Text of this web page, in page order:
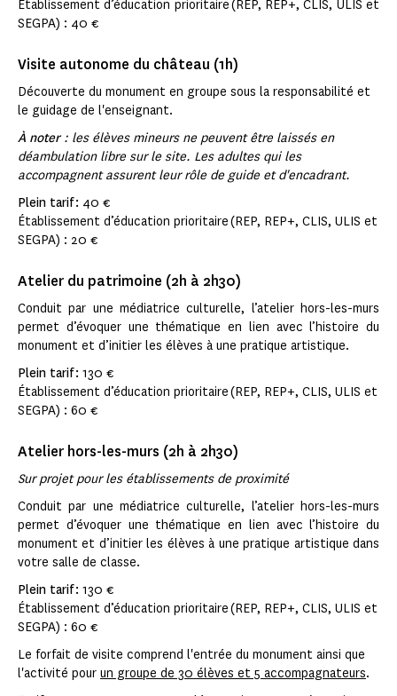
Établissement d’éducation prioritaire (REP, REP+, CLIS, ULIS et
SEGPA) : 40 €
Visite autonome du château (1h)
Découverte du monument en groupe sous la responsabilité et
le guidage de l'enseignant.
À noter: les élèves mineurs ne peuvent être laissés en
déambulation libre sur le site. Les adultes qui les
accompagnent assurent leur rôle de guide et d'encadrant.
Plein tarif : 40 €
Établissement d’éducation prioritaire (REP, REP+, CLIS, ULIS et
SEGPA) : 20 €
Atelier du patrimoine (2h à 2h30)
Conduit par une médiatrice culturelle, l’atelier hors-les-murs
permet d’évoquer une thématique en lien avec l’histoire du
monument et d’initier les élèves à une pratique artistique.
Plein tarif : 130 €
Établissement d’éducation prioritaire (REP, REP+, CLIS, ULIS et
SEGPA) : 60 €
Atelier hors-les-murs (2h à 2h30)
Sur projet pour les établissements de proximité
Conduit par une médiatrice culturelle, l’atelier hors-les-murs
permet d’évoquer une thématique en lien avec l’histoire du
monument et d’initier les élèves à une pratique artistique dans
votre salle de classe.
Plein tarif : 130 €
Établissement d’éducation prioritaire (REP, REP+, CLIS, ULIS et
SEGPA) : 60 €
Le forfait de visite comprend l'entrée du monument ainsi que
l'activité pour un groupe de 30 élèves et 5 accompagnateurs.